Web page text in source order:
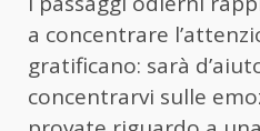
a concentrare
gratificano: sarà
concentrarvi sulle